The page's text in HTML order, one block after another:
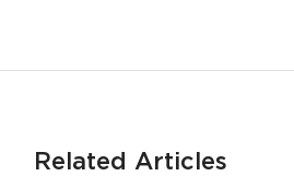
Related Articles